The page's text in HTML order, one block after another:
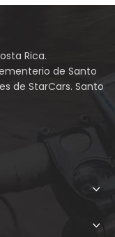
Rica.
de Santo
de StarCars. Santo